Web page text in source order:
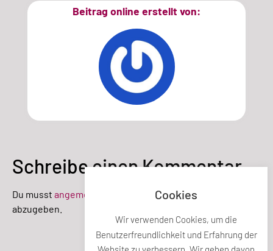
Schreibe einen Kommentar
Du musst angemeldet
sein, um einen Kommentar
abzugeben.
Beitrag online erstellt von:
Teile diesen Beitrag
Cookies
Wir verwenden Cookies, um die
Benutzerfreundlichkeit und Erfahrung der